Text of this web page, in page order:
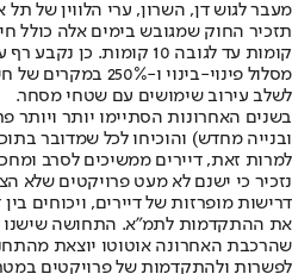
מעבר לגוש דן, השרון, ערי הלווין של תל
מסלול פינוי-בינוי
לשלב עירוב שימושים עם שטחי מסחר.
ובנייה מחדש) והוכיחו לכל שמדובר
למרות זאת, דיירים ממשיכים לסרב
נזכיר כי ישנם לא מעט פרויקטים שלא
דרישות מופרזות של דיירים, ויכוחים
את ההתקדמות לתמ"א. התחושה שישנו
שהרכבת האחרונה אוטוטו יוצאת
לפשרות ולהתקדמות של פרויקטים